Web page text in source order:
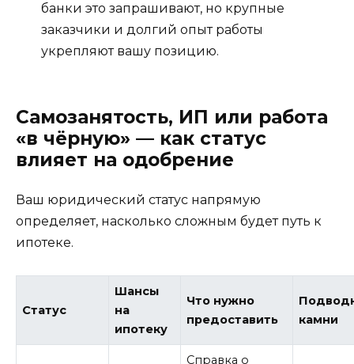
банки это запрашивают, но крупные
заказчики и долгий опыт работы
укрепляют вашу позицию.
Самозанятость, ИП или работа
«в чёрную» — как статус
влияет на одобрение
Ваш юридический статус напрямую
определяет, насколько сложным будет путь к
ипотеке.
Статус
Шансы
на
ипотеку
Что нужно
предоставить
камни
Справка о